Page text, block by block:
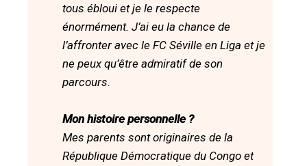
tous ébloui et je le respecte
énormément. J’ai eu la chance de
l’affronter avec le FC Séville en Liga et je
ne peux qu’être admiratif de son
parcours.
Mon histoire personnelle ?
Mes parents sont originaires de la
République Démocratique du Congo et